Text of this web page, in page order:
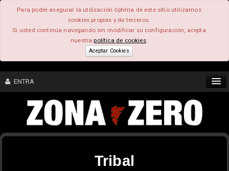
Para poder asegurar la utilización óptima de este sitio utilizamos
cookies propias y de terceros.
Si usted continúa navegando sin modificar su configuración, acepta
nuestrapolítica de cookies.
Aceptar Cookies
ENTRA
CONTENIDO
Tribal